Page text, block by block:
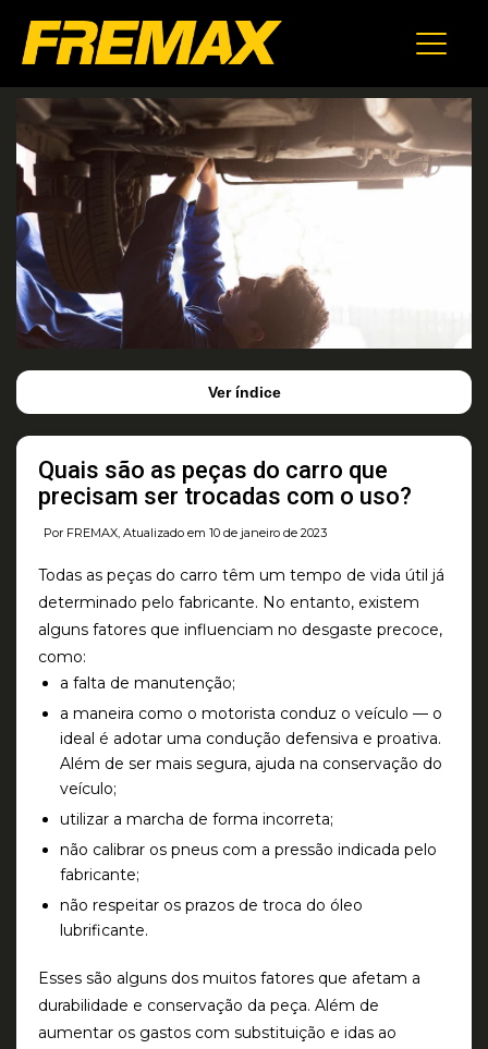
Ver índice
Quais são as peças do carro que
precisam ser trocadas com o uso?
Por FREMAX, Atualizado em 10 de janeiro de 2023
Todas as peças do carro têm um tempo de vida útil já
determinado pelo fabricante. No entanto, existem
alguns fatores que influenciam no desgaste precoce,
como:
a falta de manutenção;
a maneira como o motorista conduz o veículo — o
ideal é adotar uma condução defensiva e proativa.
Além de ser mais segura, ajuda na conservação do
veículo;
utilizar a marcha de forma incorreta;
não calibrar os pneus com a pressão indicada pelo
fabricante;
não respeitar os prazos de troca do óleo
lubrificante.
Esses são alguns dos muitos fatores que afetam a
durabilidade e conservação da peça. Além de
aumentar os gastos com substituição e idas ao